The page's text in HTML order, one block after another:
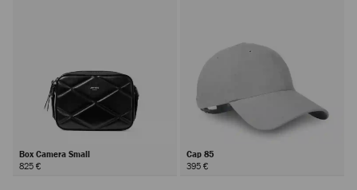
Box Camera Small
825 €
Cap 85
395 €